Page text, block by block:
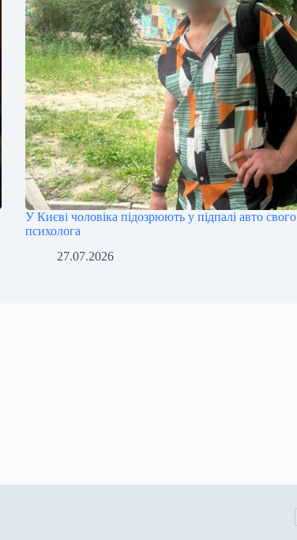
У Києві чоловіка підозрюють у підпалі авто свого
психолога
27.07.2026